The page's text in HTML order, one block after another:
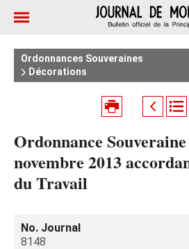
Ordonnances Souveraines
Décorations
Ordonnance
novembre 2013
du Travail
No. Journal
8148